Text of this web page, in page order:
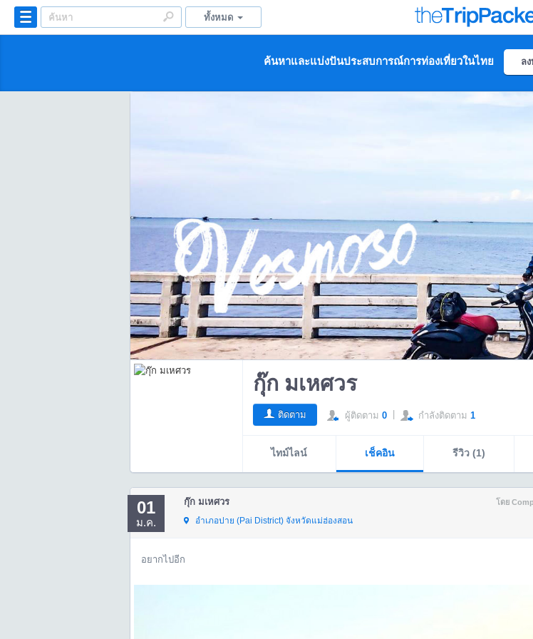
ทั้งหมด
ค้นหาและแบ่งปันประสบการณ์การท่องเที่ยวในไทย ล
กุ๊ก มเหศวร
ติดตาม ผู้ติดตาม 0| กำลังติดตาม 1
ไทม์ไลน์ เช็คอิน รีวิว (1)
01
ม.ค.
โดย
กุ๊ก มเหศวร
อำเภอปาย (Pai District)จังหวัดแม่ฮ่องสอน
อยากไปอีก